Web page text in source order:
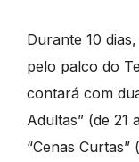
Durante 10
pelo palco do
contará com
Adultas” (de 21
“Cenas Curtas”